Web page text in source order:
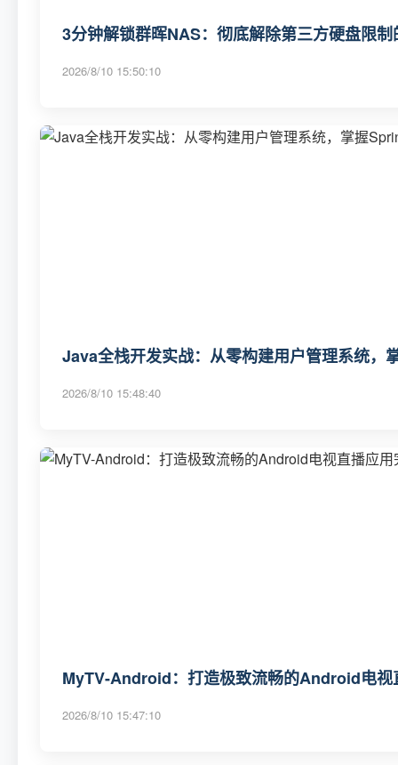
3分钟解锁群晖NAS：彻底解除第三方硬盘限
2026/8/10 15:50:10
Java全栈开发实战：从零构建用户管理系统
2026/8/10 15:48:40
MyTV-Android：打造极致流畅的Android电视
2026/8/10 15:47:10